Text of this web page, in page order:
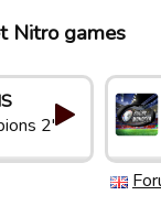
Nitro games
2"